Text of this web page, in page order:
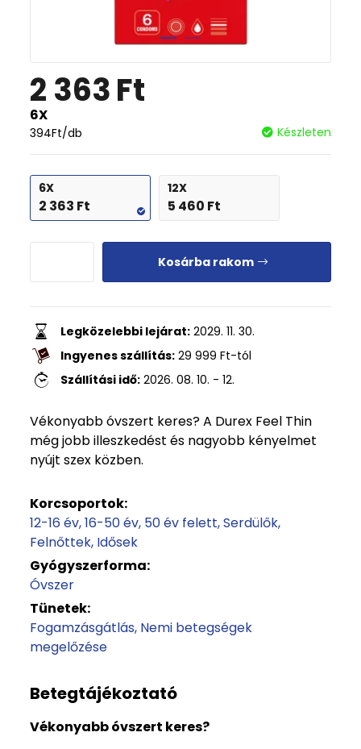
2 363Ft
6X
394Ft/db Készleten
6X
2 363 Ft
12X
5 460 Ft
Kosárba rakom
Legközelebbi lejárat: 2029. 11. 30.
Ingyenes szállítás: 29 999 Ft-tól
Szállítási idő: 2026. 08. 10. - 12.
Vékonyabb óvszert keres? A Durex Feel Thin
még jobb illeszkedést és nagyobb kényelmet
nyújt szex közben.
Korcsoportok:
12-16 év 16-50 év 50 év felett Serdülők
Felnőttek Idősek
Gyógyszerforma:
Óvszer
Tünetek:
Fogamzásgátlás Nemi betegségek
megelőzése
Betegtájékoztató
Vékonyabb óvszert keres?